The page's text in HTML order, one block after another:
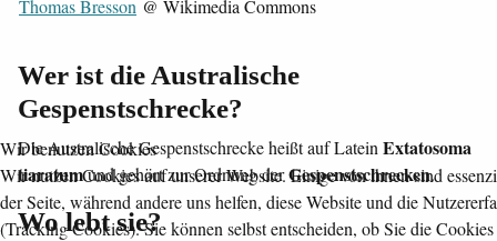
Thomas Bresson @ Wikimedia Commons
Wer ist die Australische
Gespenstschrecke?
Die Australische Gespenstschrecke heißt auf Latein Extatosoma
tiaratumund gehört zur Ordnung derGespenstschrecken.
Wo lebt sie?
Wir benutzen Cookies
Wir nutzen Cookies auf unserer Website. Einige von ihnen sind
der Seite, während andere uns helfen, diese Website und die
(Tracking Cookies). Sie können selbst entscheiden, ob Sie die